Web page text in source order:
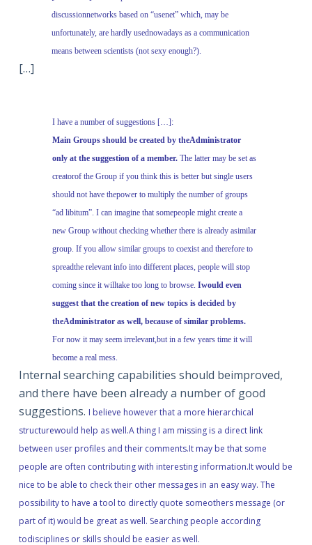
discussionnetworks based on “usenet” which, may be
unfortunately, are hardly usednowadays as a communication
means between scientists (not sexy enough?).
[…]
I have a number of suggestions […]:
Main Groups should be created by theAdministrator
only at the suggestion of a member.The latter may be set as
creatorof the Group if you think this is better but single users
should not have thepower to multiply the number of groups
“ad libitum”. I can imagine that somepeople might create a
new Group without checking whether there is already asimilar
group. If you allow similar groups to coexist and therefore to
spreadthe relevant info into different places, people will stop
coming since it willtake too long to browse. Iwould even
suggest that the creation of new topics is decided by
theAdministrator as well, because of similar problems.
For now it may seem irrelevant,but in a few years time it will
become a real mess.
Internal searching capabilities should beimproved,
and there have been already a number of good
suggestions. I believe however that a more hierarchical
structurewould help as well.A thing I am missing is a direct link
between user profiles and their comments.It may be that some
people are often contributing with interesting information.It would be
nice to be able to check their other messages in an easy way. The
possibility to have a tool to directly quote someothers message (or
part of it) would be great as well. Searching people according
todisciplines or skills should be easier as well.